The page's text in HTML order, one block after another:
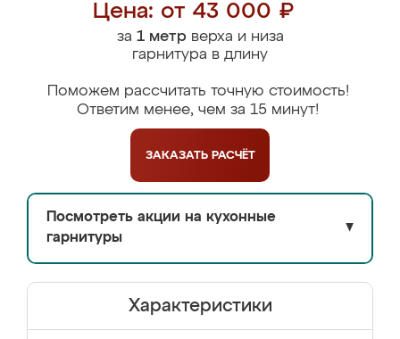
Цена: от 43 000 ₽
за 1 метрверха и низа
гарнитура в длину
Поможем рассчитать точную стоимость!
Ответим менее, чем за 15 минут!
ЗАКАЗАТЬ РАСЧЁТ
Посмотреть акции на кухонные
гарнитуры
▼
Характеристики